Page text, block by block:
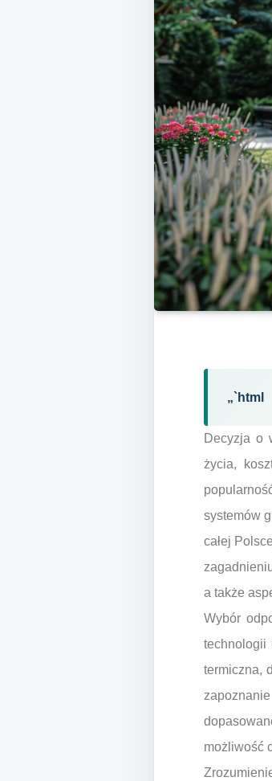
„`html
Decyzja o
życia,
systemów
całej
a także
Wybór
technologii
termiczna,
możliwość